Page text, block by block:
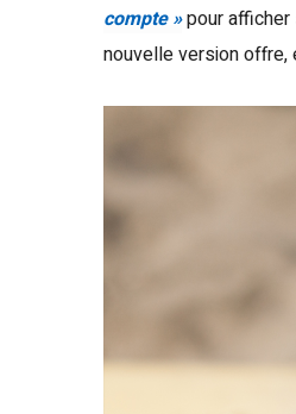
compte »pour afficher
nouvelle version offre,